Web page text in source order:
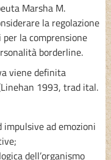
Marsha M.
la regolazione
la comprensione
borderline.
viene definita
1993, trad ital.
ad emozioni
dell’organismo